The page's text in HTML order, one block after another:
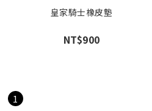
皇家騎士橡皮墊
NT$900
1